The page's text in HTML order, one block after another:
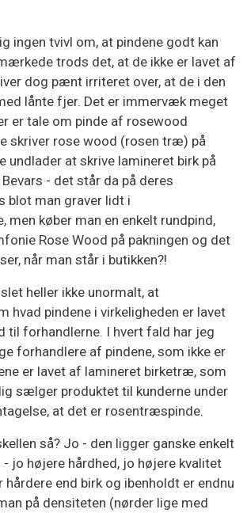
ingen tvivl om, at pindene godt kan
trods det, at de ikke er lavet af
dog pænt irriteret over, at de i den
lånte fjer. Det er immervæk meget
er tale om pinde af rosewood
skriver rose wood (rosen træ) på
undlader at skrive lamineret birk på
- det står da på deres
blot man graver lidt i
men køber man en enkelt rundpind,
Rose Wood på pakningen og det
når man står i butikken?!
heller ikke unormalt, at
hvad pindene i virkeligheden er lavet
til forhandlerne. I hvert fald har jeg
forhandlere af pindene, som ikke er
er lavet af lamineret birketræ, som
sælger produktet til kunderne under
at det er rosentræspinde.
så? Jo - den ligger ganske enkelt
jo højere hårdhed, jo højere kvalitet
end birk og ibenholdt er endnu
på densiteten (nørder lige med